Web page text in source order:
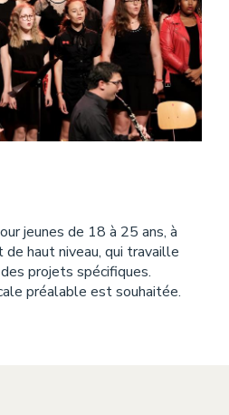
jeunes de 18 à 25 ans, à
haut niveau, qui travaille
projets spécifiques.
préalable est souhaitée.